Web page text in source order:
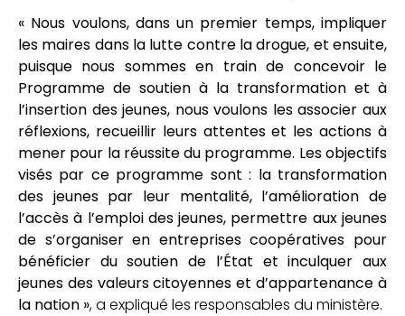
« Nous voulons, dans un premier temps, impliquer
les maires dans la lutte contre la drogue, et ensuite,
puisque nous sommes en train de concevoir le
Programme de soutien à la transformation et à
l’insertion des jeunes, nous voulons les associer aux
réflexions, recueillir leurs attentes et les actions à
mener pour la réussite du programme. Les objectifs
visés par ce programme sont : la transformation
des jeunes par leur mentalité, l’amélioration de
l’accès à l’emploi des jeunes, permettre aux jeunes
de s’organiser en entreprises coopératives pour
bénéficier du soutien de l’État et inculquer aux
jeunes des valeurs citoyennes et d’appartenance à
la nation », a expliqué les responsables du ministère.